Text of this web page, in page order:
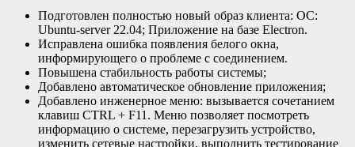
Подготовлен полностью новый образ клиента: ОС:
Ubuntu-server 22.04; Приложение на базе Electron.
Исправлена ошибка появления белого окна,
информирующего о проблеме с соединением.
Повышена стабильность работы системы;
Добавлено автоматическое обновление приложения;
Добавлено инженерное меню: вызывается сочетанием
клавиш CTRL + F11. Меню позволяет посмотреть
информацию о системе, перезагрузить устройство,
изменить сетевые настройки, выполнить тестирование